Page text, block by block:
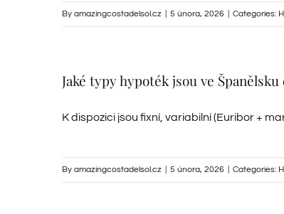
By amazingcostadelsol.cz 5 února, 2026 Categories:
Jaké typy hypoték jsou ve
K dispozici jsou fixní, variabilní (Euribor +
By amazingcostadelsol.cz 5 února, 2026 Categories: